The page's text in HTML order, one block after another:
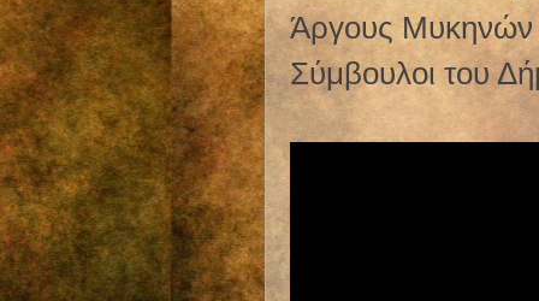
Άργους Μυκηνών
Σύμβουλοι του